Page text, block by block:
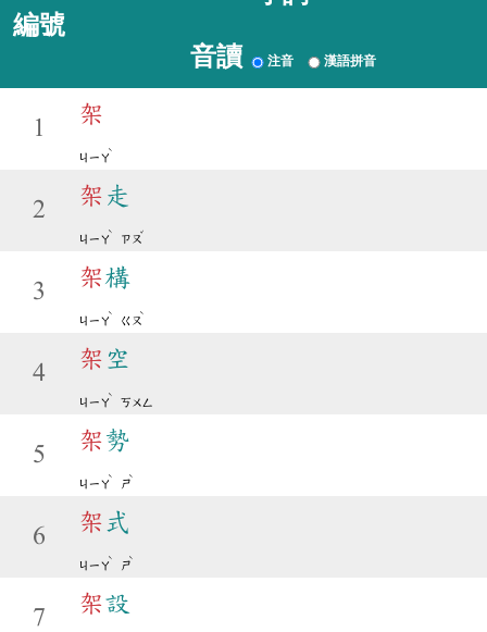
編號
音讀 注音 漢語拼音
1
架
ㄐㄧㄚ
ˋ
2
架 走
ㄐㄧㄚ
ˋ
ㄗㄡ
ˇ
3
架構
ㄐㄧㄚ
ˋ
ㄍㄡ
ˋ
4
架 空
ㄐㄧㄚ
ˋ
ㄎㄨㄥ
5
架勢
ㄐㄧㄚ
ˋ
ㄕ
ˋ
6
架 式
ㄐㄧㄚ
ˋ
ㄕ
ˋ
7
架設